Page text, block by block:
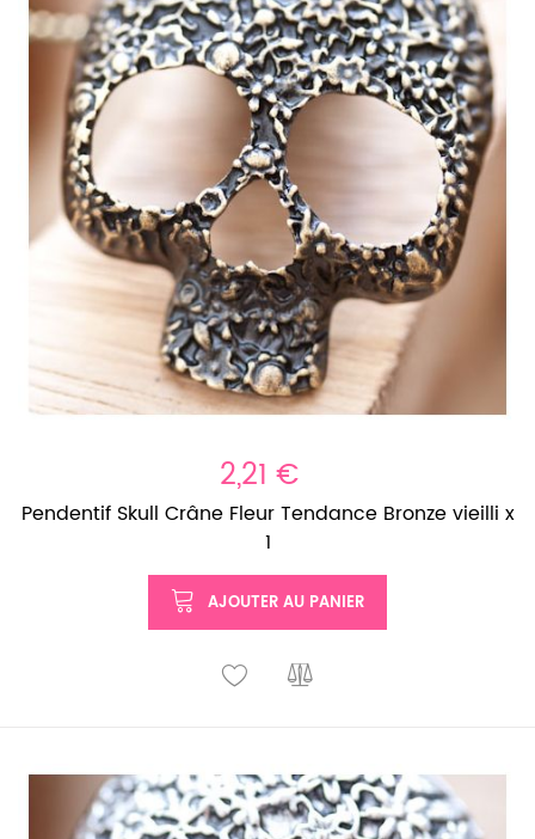
2,21 €
Pendentif Skull Crâne Fleur Tendance Bronze vieilli x
1
AJOUTER AU PANIER